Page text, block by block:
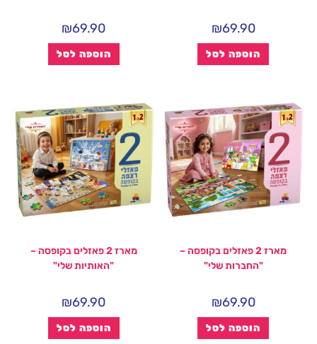
₪69.90
הוספה לסל
₪69.90
הוספה לסל
מארז 2 פאזלים בקופסה –
"החברות שלי"
₪69.90
הוספה לסל
מארז 2 פאזלים בקופסה –
"האותיות שלי"
₪69.90
הוספה לסל